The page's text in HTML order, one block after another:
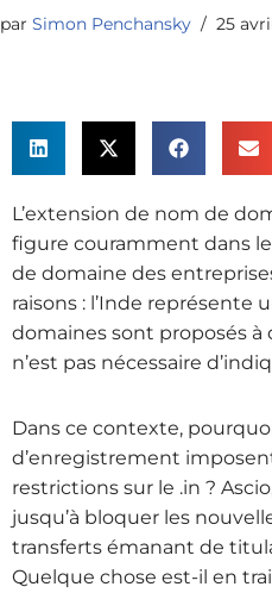
par Simon Penchansky 25
L’extension de nom de
figure couramment dans
de domaine des
raisons : l’Inde représente
domaines sont proposés à
n’est pas nécessaire
Dans ce contexte,
d’enregistrement
restrictions sur le .in ?
jusqu’à bloquer les
transferts émanant de
Quelque chose est-il en